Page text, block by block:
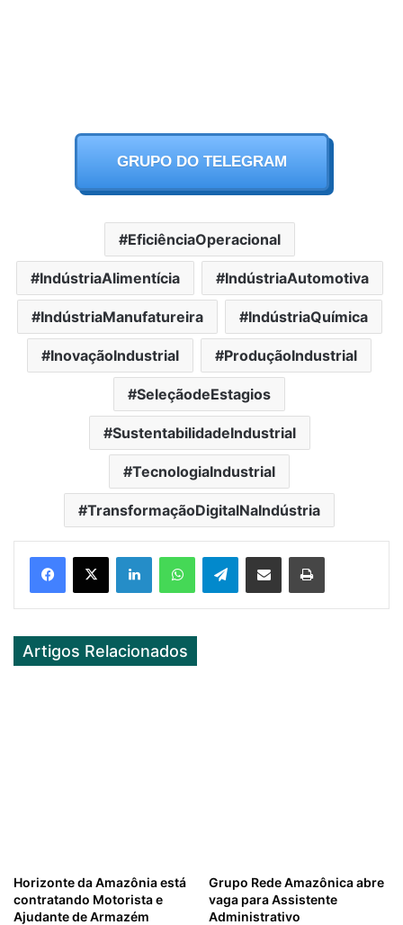
GRUPO DO TELEGRAM
EficiênciaOperacional
IndústriaAlimentícia IndústriaAutomotiva
IndústriaManufatureira IndústriaQuímica
InovaçãoIndustrial ProduçãoIndustrial
SeleçãodeEstagios
SustentabilidadeIndustrial
TecnologiaIndustrial
TransformaçãoDigitalNaIndústria
Telegram
Artigos Relacionados
Horizonte da Amazônia está
contratando Motorista e
Ajudante de Armazém
Grupo Rede Amazônica abre
vaga para Assistente
Administrativo